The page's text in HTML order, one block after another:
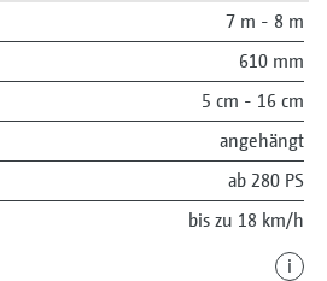
7 m - 8 m
610 mm
5 cm - 16 cm
angehängt
ab 280 PS
bis zu 18 km/h
i